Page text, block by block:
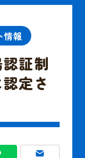
ス
ス
情報
証制
定さ